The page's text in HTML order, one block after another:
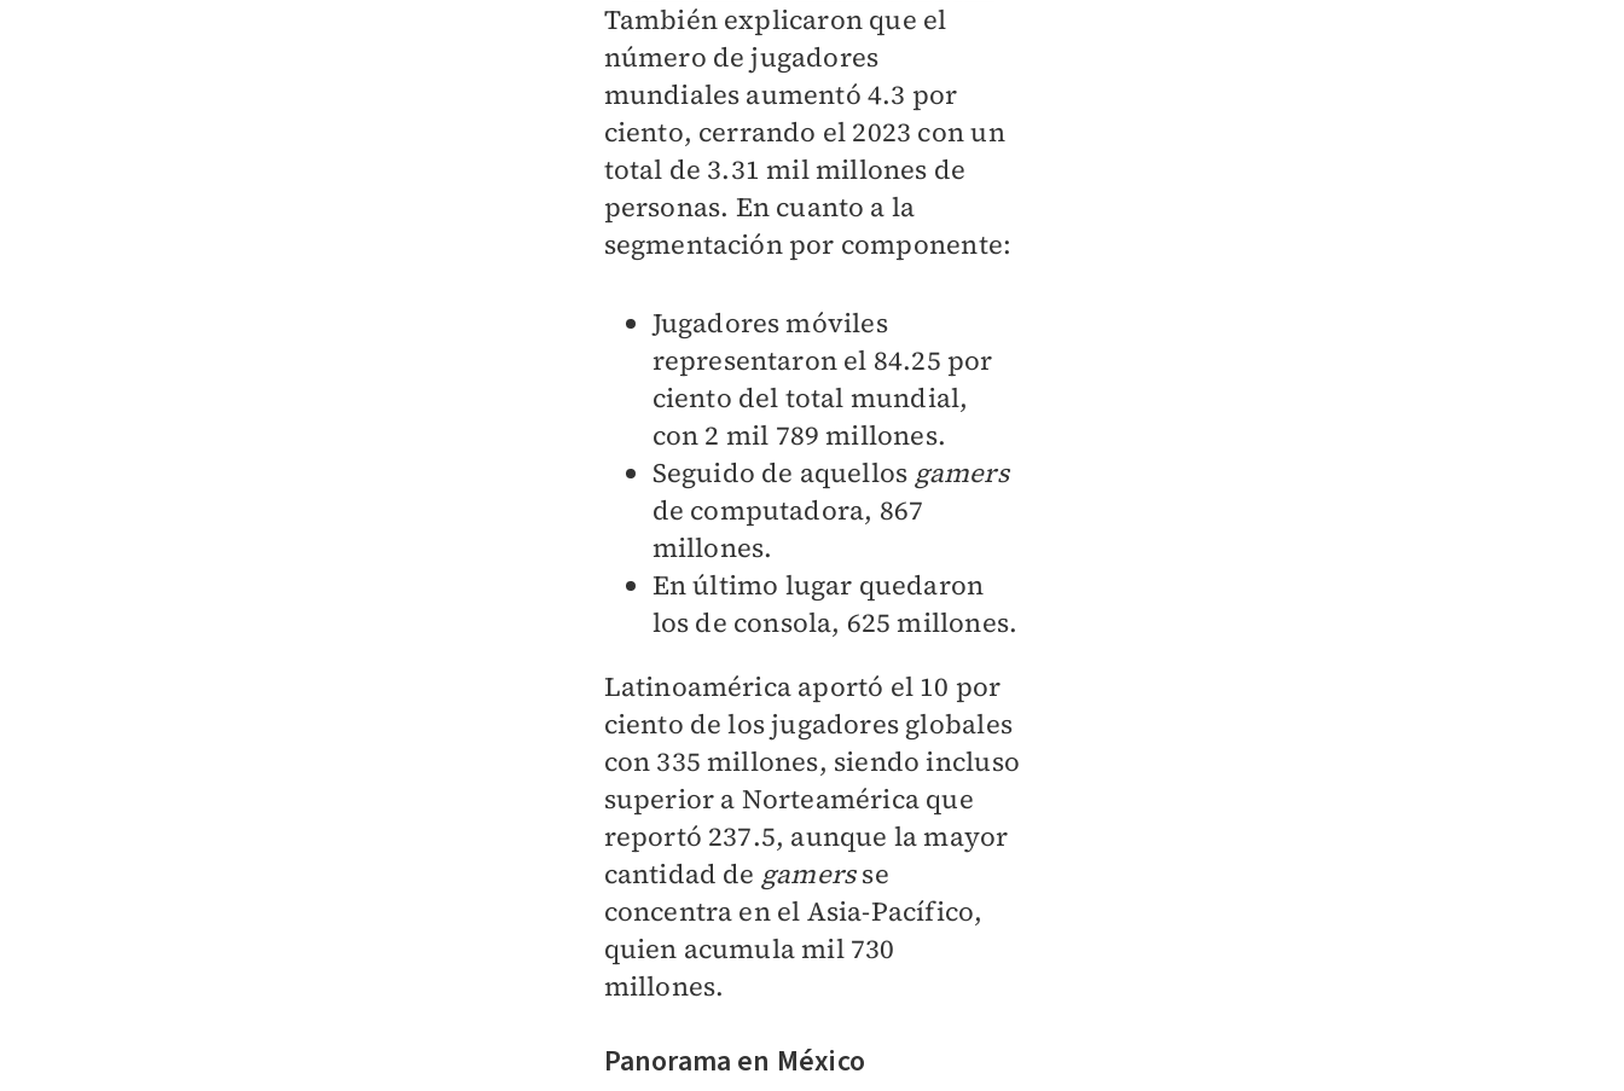
También explicaron que el
número de jugadores
mundiales aumentó 4.3 por
ciento, cerrando el 2023 con un
total de 3.31 mil millones de
personas. En cuanto a la
segmentación por componente:
Jugadores móviles
representaron el 84.25 por
ciento del total mundial,
con 2 mil 789 millones.
Seguido de aquellos gamers
de computadora, 867
millones.
En último lugar quedaron
los de consola, 625 millones.
Latinoamérica aportó el 10 por
ciento de los jugadores globales
con 335 millones, siendo incluso
superior a Norteamérica que
reportó 237.5, aunque la mayor
cantidad de gamersse
concentra en el Asia-Pacífico,
quien acumula mil 730
millones.
Panorama en México